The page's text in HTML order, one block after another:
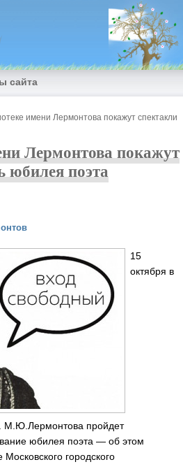
сайта
имени Лермонтова покажут спектакли
Лермонтова покажут
юбилея поэта
15
октября в
М.Ю.Лермонтова пройдет
юбилея поэта — об этом
городского